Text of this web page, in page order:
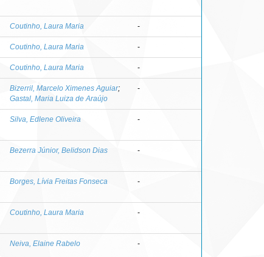
Coutinho, Laura Maria -
Coutinho, Laura Maria -
Coutinho, Laura Maria -
Bizerril, Marcelo Ximenes Aguiar;
Gastal, Maria Luiza de Araújo
-
Silva, Edlene Oliveira -
Bezerra Júnior, Belidson Dias -
Borges, Lívia Freitas Fonseca -
Coutinho, Laura Maria -
Neiva, Elaine Rabelo -